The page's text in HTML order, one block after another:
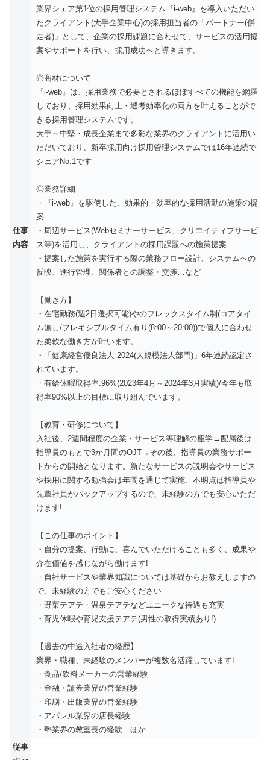
仕事
内容
業界シェア第1位の採用管理システム『i-web』を導入いただい
たクライアント(大手企業中心)の採用担当者の「パートナー(併
走者)」として、企業の採用課題に合わせて、サービスの活用提
案やサポートを行い、採用成功へと導きます。
◎商材について
『i-web』は、採用業務で必要とされるほぼすべての機能を網羅
しており、採用効果向上・選考効率化の両方を叶えることがで
きる採用管理システムです。
大手～中堅・成長企業まで多彩な業界のクライアントに活用い
ただいており、新卒採用向け採用管理システムでは16年連続で
シェアNo.1です
◎業務詳細
・『i-web』を駆使した、効果的・効率的な採用活動の施策の提
案
・周辺サービス(Webセミナーサービス、クリエイティブサービ
ス等)を活用し、クライアントの採用課題への施策提案
・提案した施策を実行する際の業務フロー設計、システムへの
反映、進行管理、関係者との調整・交渉…など
【働き方】
・在宅勤務(週2日選択可能)やのフレックスタイム制(コアタイ
ム無し/フレキシブルタイム有り(8:00～20:00))で個人に合わせ
た柔軟な働き方が叶います。
・「健康経営優良法人 2024(大規模法人部門)」6年連続認定さ
れています。
・有給休暇取得率:96%(2023年4月～2024年3月実績)/今年も取
得率90%以上の目標に取り組んでいます。
【教育・研修について】
入社後、2週間程度の企業・サービス等理解の座学→配属後は
指導員のもとで3か月間のOJT→その後、指導員の業務サポー
トからの開始となります。新たなサービスの説明会やサービス
や採用に関する勉強会は年間を通じて実施、不明点は指導員や
先輩社員がバックアップするので、未経験の方でも安心いただ
けます!
【この仕事のポイント】
・自分の提案、行動に、喜んでいただけることも多く、成果や
介在価値を感じながら働けます!
・自社サービスや業界知識については基礎からお教えしますの
で、未経験の方でもご安心ください
・野菜テアテ・温泉テアテなどユニークな待遇も充実
・育児休暇や育児支援テアテ(男性の取得実績あり!)
【過去の中途入社者の経歴】
業界・職種、未経験のメンバーが複数名活躍しています!
・食品/飲料メーカーの営業経験
・金融・証券業界の営業経験
・印刷・出版業界の営業経験
・アパレル業界の店長経験
・塾業界の教室長の経験 ほか
従事